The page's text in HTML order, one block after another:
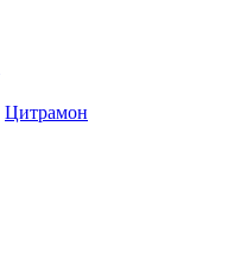
Цитрамон